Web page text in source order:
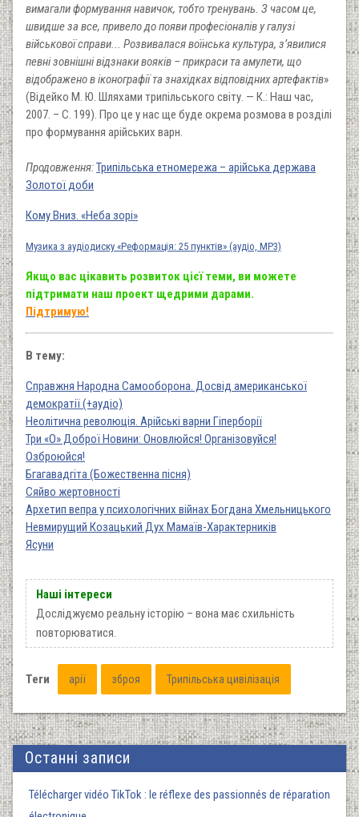
вимагали формування навичок, тобто тренувань. З часом це,
швидше за все, привело до появи професіоналів у галузі
військової справи... Розвивалася воїнська культура, з’явилися
певні зовнішні відзнаки вояків – прикраси та амулети, що
відображено в іконографії та знахідках відповідних артефактів»
(Відейко М. Ю. Шляхами трипільського світу. — К.: Наш час,
2007. – С. 199). Про це у нас ще буде окрема розмова в розділі
про формування арійських варн.
Продовження:Трипільська етномережа – арійська держава
Золотої доби
Кому Вниз. «Неба зорі»
Музика з аудіодиску «Реформація: 25 пунктів» (аудіо, MP3)
Якщо вас цікавить розвиток цієї теми, ви можете
підтримати наш проект щедрими дарами.
Підтримую!
В тему:
Справжня Народна Самооборона. Досвід американської
демократії (+аудіо)
Неолітична революція. Арійські варни Гіперборії
Три «О» Доброї Новини: Оновлюйся! Організовуйся!
Озброюйся!
Бгагавадгіта (Божественна пісня)
Сяйво жертовності
Архетип вепра у психологічних війнах Богдана Хмельницького
Невмирущий Козацький Дух Мамаїв-Характерників
Ясуни
Наші інтереси
Досліджуємо реальну історію – вона має схильність
повторюватися.
Теги арії зброя Трипільська цивілізація
Останні записи
Télécharger vidéo TikTok : le réflexe des passionnés de réparation